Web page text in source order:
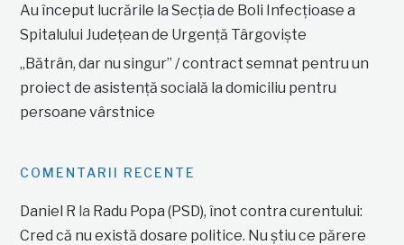
Au început lucrările la Secția de Boli Infecțioase a
Spitalului Județean de Urgență Târgoviște
„Bătrân, dar nu singur” / contract semnat pentru un
proiect de asistență socială la domiciliu pentru
persoane vârstnice
COMENTARII RECENTE
Daniel R la Radu Popa (PSD), înot contra curentului:
Cred că nu există dosare politice. Nu știu ce părere